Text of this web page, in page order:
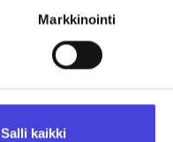
Markkinointi
Salli kaikki